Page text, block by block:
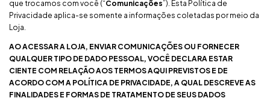
que trocamos com você (“Comunicações”). Esta Política de
Privacidade aplica-se somente a informações coletadas por meio da
Loja.
AO ACESSAR A LOJA, ENVIAR COMUNICAÇÕES OU FORNECER
QUALQUER TIPO DE DADO PESSOAL, VOCÊ DECLARA ESTAR
CIENTE COM RELAÇÃO AOS TERMOS AQUI PREVISTOS E DE
ACORDO COM A POLÍTICA DE PRIVACIDADE, A QUAL DESCREVE AS
FINALIDADES E FORMAS DE TRATAMENTO DE SEUS DADOS